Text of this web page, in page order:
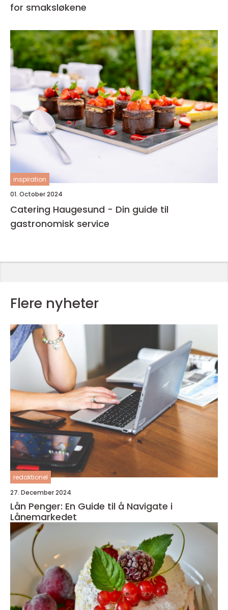
for smaksløkene
inspiration
01. October 2024
Catering Haugesund - Din guide til
gastronomisk service
Flere nyheter
redaktionel
27. December 2024
Lån Penger: En Guide til å Navigate i
Lånemarkedet